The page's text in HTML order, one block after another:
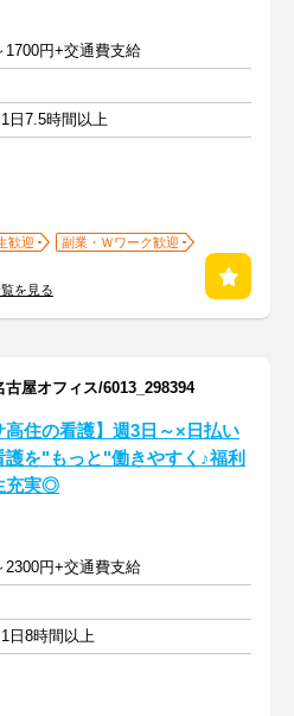
1700円+交通費支給
日7.5時間以上
歓迎
副業・Ｗワーク歓迎
を見る
屋オフィス/6013_298394
高住の看護】週3日～×日払い
を"もっと"働きやすく♪福利
充実◎
2300円+交通費支給
日8時間以上